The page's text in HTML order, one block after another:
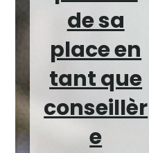
de sa
place en
tant que
conseillèr
e